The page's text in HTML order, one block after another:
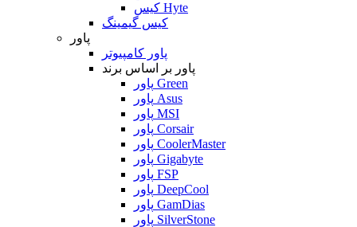
کیس Hyte
کیس گیمینگ
پاور
پاور کامپیوتر
پاور بر اساس برند
پاور Green
پاور Asus
پاور MSI
پاور Corsair
پاور CoolerMaster
پاور Gigabyte
پاور FSP
پاور DeepCool
پاور GamDias
پاور SilverStone